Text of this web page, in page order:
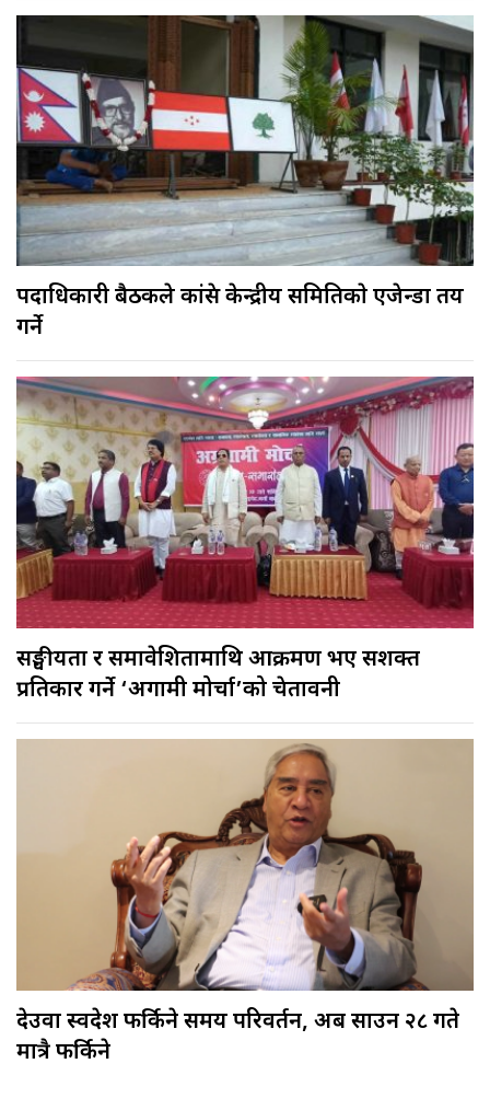
पदाधिकारी बैठकले कांग्रेस केन्द्रीय समितिकाे एजेन्डा तय
गर्ने
सङ्घीयता र समावेशितामाथि आक्रमण भए सशक्त
प्रतिकार गर्ने ‘अग्रगामी मोर्चा’को चेतावनी
देउवा स्वदेश फर्किने समय परिवर्तन, अब साउन २८ गते
मात्रै फर्किने